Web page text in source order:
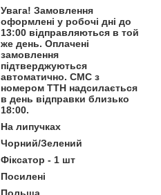
Увага! Замовлення
оформлені у робочі дні до
13:00 відправляються в той
же день. Оплачені
замовлення
підтверджуються
автоматично. СМС з
номером ТТН надсилається
в день відправки близько
18:00.
На липучках
Чорний/Зелений
Фіксатор - 1 шт
Посилені
Польща